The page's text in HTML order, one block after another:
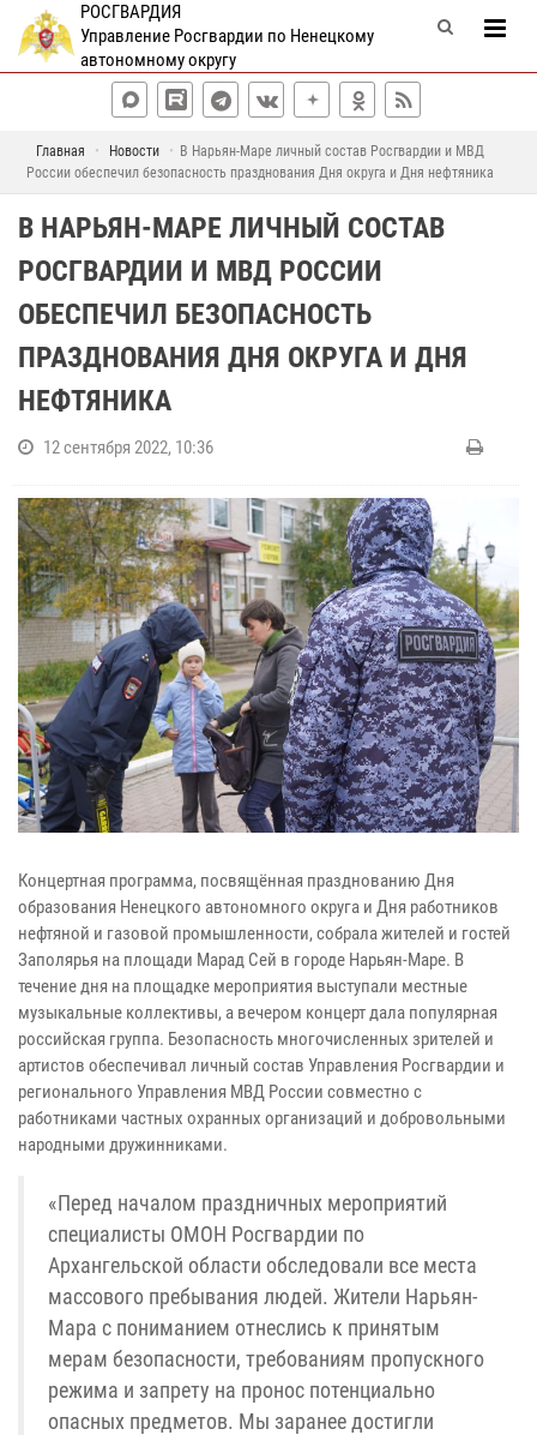
РОСГВАРДИЯ
Управление Росгвардии по Ненецкому
автономному округу
Главная Новости
В Нарьян-Маре личный состав Росгвардии и МВД
России обеспечил безопасность празднования Дня округа и Дня нефтяника
В НАРЬЯН-МАРЕ ЛИЧНЫЙ СОСТАВ
РОСГВАРДИИ И МВД РОССИИ
ОБЕСПЕЧИЛ БЕЗОПАСНОСТЬ
ПРАЗДНОВАНИЯ ДНЯ ОКРУГА И ДНЯ
НЕФТЯНИКА
12 сентября 2022, 10:36
Концертная программа, посвящённая празднованию Дня
образования Ненецкого автономного округа и Дня работников
нефтяной и газовой промышленности, собрала жителей и гостей
Заполярья на площади Марад Сей в городе Нарьян-Маре. В
течение дня на площадке мероприятия выступали местные
музыкальные коллективы, а вечером концерт дала популярная
российская группа. Безопасность многочисленных зрителей и
артистов обеспечивал личный состав Управления Росгвардии и
регионального Управления МВД России совместно с
работниками частных охранных организаций и добровольными
народными дружинниками.
«Перед началом праздничных мероприятий
специалисты ОМОН Росгвардии по
Архангельской области обследовали все места
массового пребывания людей. Жители Нарьян-
Мара с пониманием отнеслись к принятым
мерам безопасности, требованиям пропускного
режима и запрету на пронос потенциально
опасных предметов. Мы заранее достигли